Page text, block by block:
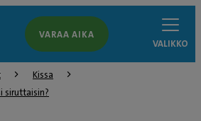
VARAA AIKA
VALIKKO
Kissa
siruttaisin?